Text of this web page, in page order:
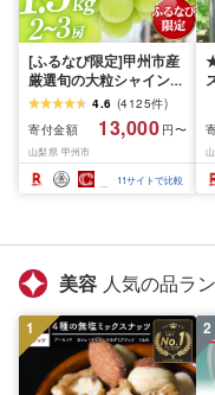
[ふるなび限定]甲州市産
厳選旬の大粒シャインマ
スカット 約1.3kg 2〜3
房[2026年発送]
(MG)B12-472 FN-
Limited-VO シャインマ
スカット フルーツ
4.6 (4125件)
寄付金額
13,000 円〜
山梨県 甲州市
11サイトで比較
美容 人気の品ラ
1 2